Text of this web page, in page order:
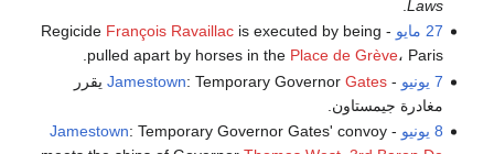
Laws
27 مايو
- Regicide
François Ravaillacis executed by being
pulled apart by horses in the Place de Grève، Paris.
7 يونيو
-
Jamestown: Temporary Governor Gates
يقرر
مغادرة جيمستاون.
8 يونيو
-
Jamestown: Temporary Governor Gates' convoy